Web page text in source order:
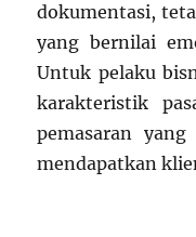
dokumentasi,
yang bernilai
Untuk pelaku
karakteristik
pemasaran
mendapatkan